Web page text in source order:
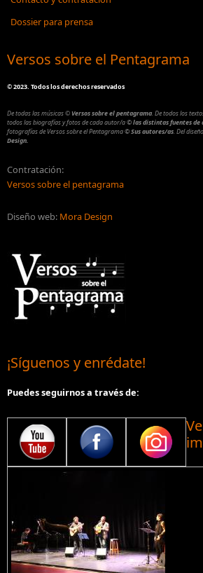
Dossier para prensa
Versos sobre el Pentagrama
©2023. Todos los derechos reservados
De todas las músicas© Versos sobre el pentagrama. De todos los
todos las biografías y fotos de cada autor/a© las distintas fuentes de
fotografías de Versos sobre el Pentagrama© Sus autores/as. Del
Design.
Contratación:
Versos sobre el pentagrama
Diseño web: Mora Design
¡Síguenos y enrédate!
Puedes seguirnos a través de: